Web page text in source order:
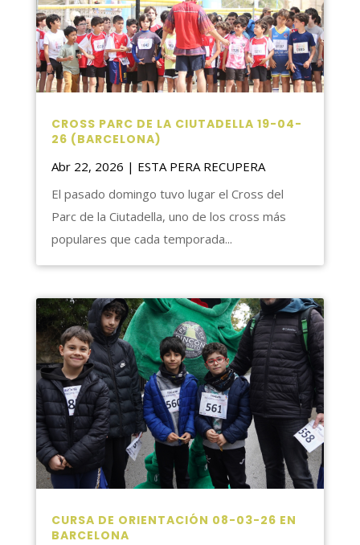
CROSS PARC DE LA CIUTADELLA 19-04-
26 (BARCELONA)
Abr 22, 2026 | ESTA PERA RECUPERA
El pasado domingo tuvo lugar el Cross del
Parc de la Ciutadella, uno de los cross más
populares que cada temporada...
CURSA DE ORIENTACIÓN 08-03-26 EN
BARCELONA